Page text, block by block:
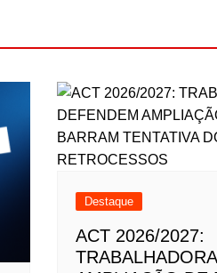
Destaque
ACT 2026/2027: